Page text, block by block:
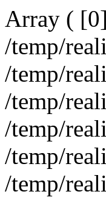
Array (
/temp/
/temp/
/temp/
/temp/
/temp/
/temp/